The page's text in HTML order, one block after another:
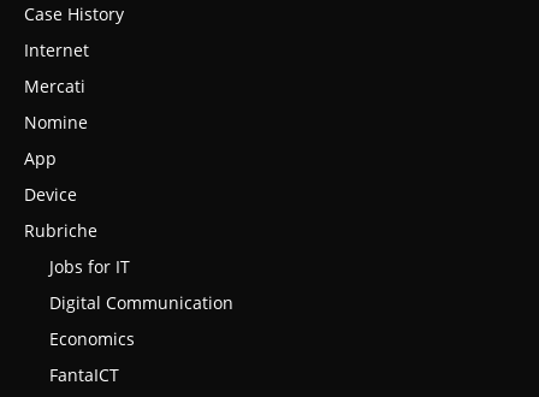
Case History
Internet
Mercati
Nomine
App
Device
Rubriche
Jobs for IT
Digital Communication
Economics
FantaICT